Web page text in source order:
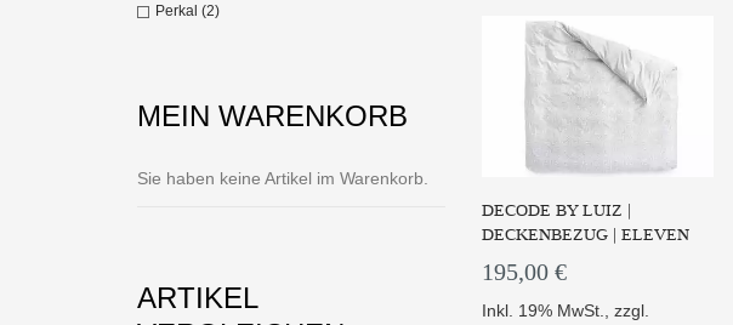
DECODE BY LUIZ |
DECKENBEZUG | ELEVEN
195,00 €
Inkl. 19% MwSt.,zzgl.
Perkal (2)
MEIN WARENKORB
Sie haben keine Artikel im Warenkorb.
ARTIKEL